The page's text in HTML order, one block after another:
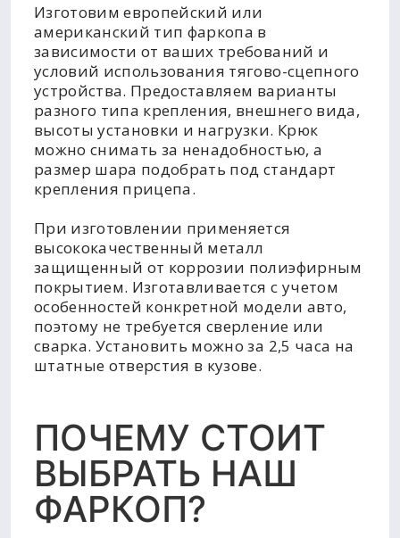
Изготовим европейский или
американский тип фаркопа в
зависимости от ваших требований и
условий использования тягово-сцепного
устройства. Предоставляем варианты
разного типа крепления, внешнего вида,
высоты установки и нагрузки. Крюк
можно снимать за ненадобностью, а
размер шара подобрать под стандарт
крепления прицепа.
При изготовлении применяется
высококачественный металл
защищенный от коррозии полиэфирным
покрытием. Изготавливается с учетом
особенностей конкретной модели авто,
поэтому не требуется сверление или
сварка. Установить можно за 2,5 часа на
штатные отверстия в кузове.
ПОЧЕМУ СТОИТ
ВЫБРАТЬ НАШ
ФАРКОП?